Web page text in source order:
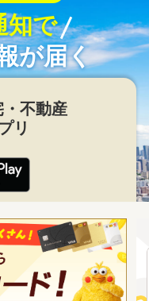
知で
が届く
不動産
リ